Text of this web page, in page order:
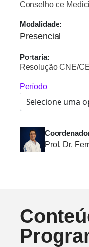
Conselho de
Modalidade:
Presencial
Portaria:
Resolução CNE/
Período
Prof. Dr.